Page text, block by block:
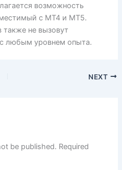
возможность
с MT4 и MT5.
также не вызовут
с любым уровнем опыта.
NEXT
be published. Required